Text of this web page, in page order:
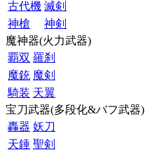
古代機 滅剣
神槍
神剣
魔神器(火力武器)
覇双 羅刹
魔銃 魔剣
騎装 天翼
宝刀武器(多段化&バフ武器)
轟器 妖刀
天錘 聖剣